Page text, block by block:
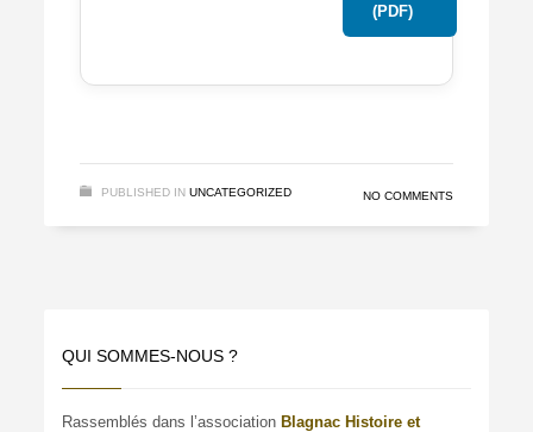
(PDF)
PUBLISHED IN UNCATEGORIZED NO COMMENTS
QUI SOMMES-NOUS ?
Rassemblés dans l’associationBlagnac Histoire et